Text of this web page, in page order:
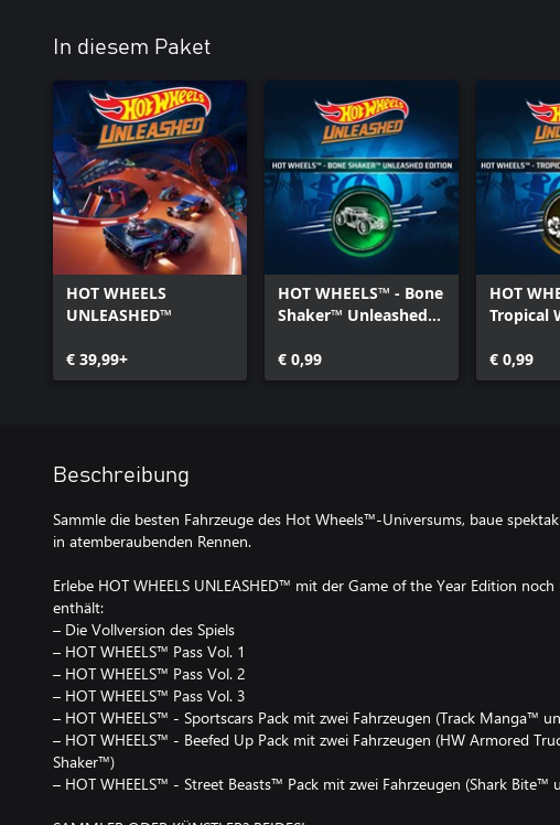
In diesem Paket
HOT WHEELS
UNLEASHED™
€ 39,99+
HOT WHEELS™ - Bone
Shaker™ Unleashed
€ 0,99
HOT
Tropical
€ 0,99
Beschreibung
Sammle die besten Fahrzeuge des Hot Wheels™-Universums, baue
in atemberaubenden Rennen.
Erlebe HOT WHEELS UNLEASHED™ mit der Game of the Year Edition
enthält:
– Die Vollversion des Spiels
– HOT WHEELS™ Pass Vol. 1
– HOT WHEELS™ Pass Vol. 2
– HOT WHEELS™ Pass Vol. 3
– HOT WHEELS™ - Sportscars Pack mit zwei Fahrzeugen (Track Manga™
– HOT WHEELS™ - Beefed Up Pack mit zwei Fahrzeugen (HW Armored
Shaker™)
– HOT WHEELS™ - Street Beasts™ Pack mit zwei Fahrzeugen (Shark